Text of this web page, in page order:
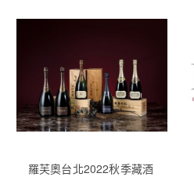
羅芙奧台北2022秋季藏酒